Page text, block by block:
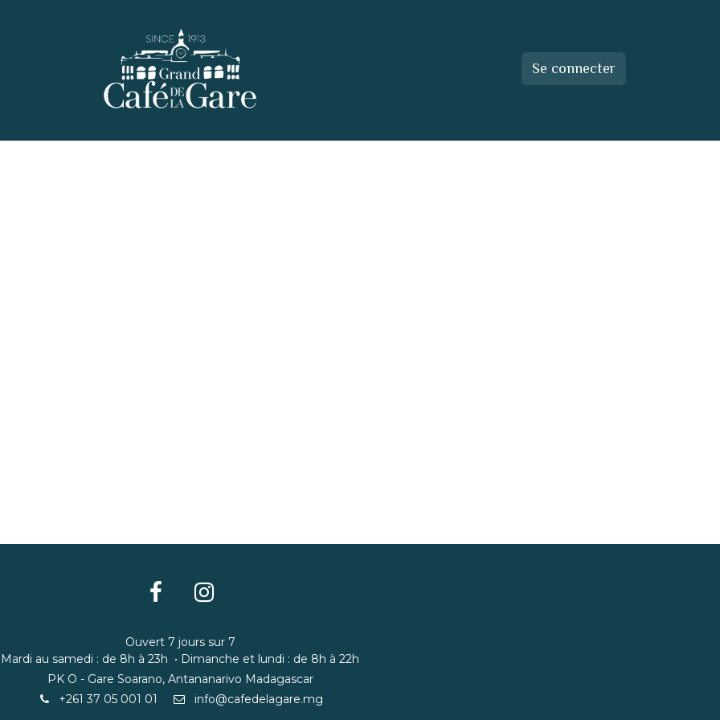
Se connecter
Ouvert 7 jours sur 7
Mardi au samedi : de 8h à 23h • Dimanche et lundi : de 8h à 22h
PK O - Gare Soarano, Antananarivo Madagascar
​+261 37 05 001 01
info@cafedelagare.mg